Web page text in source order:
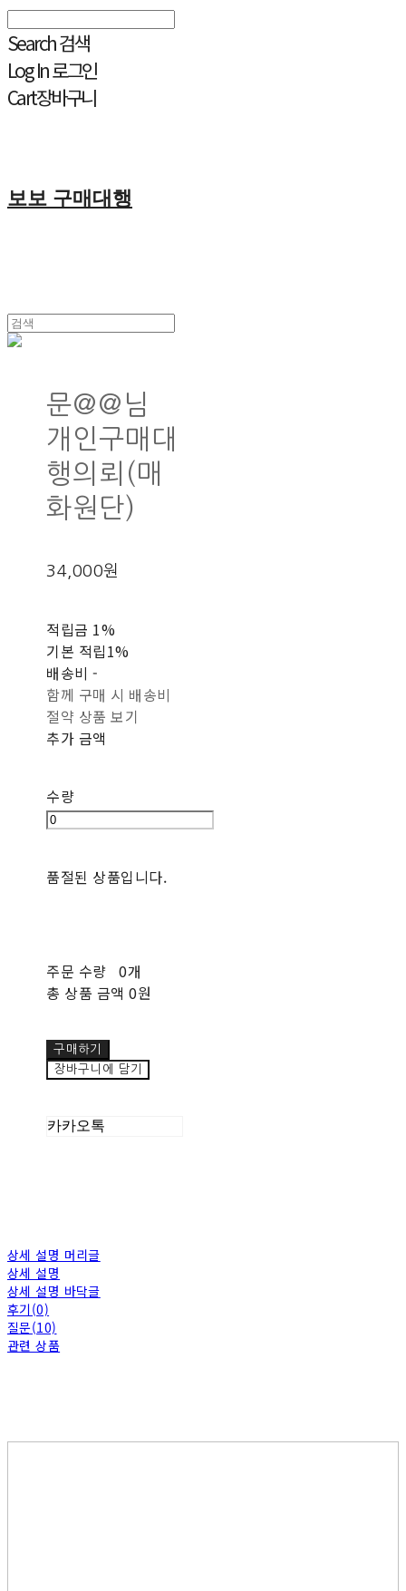
Search검색
Log In로그인
Cart장바구니
보보 구매대행
문@@님
개인구매대
행의뢰(매
화원단)
34,000원
적립금 1%
기본 적립1%
배송비-
함께 구매 시 배송비
절약 상품 보기
추가 금액
수량
품절된 상품입니다.
주문 수량 0개
총 상품 금액 0원
구매하기
장바구니에 담기
카카오톡
상세 설명 머리글
상세 설명
상세 설명 바닥글
후기(0)
질문(10)
관련 상품